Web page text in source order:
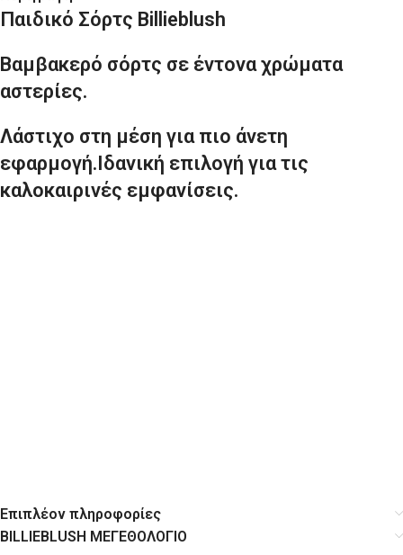
Παιδικό Σόρτς Billieblush
Βαμβακερό σόρτς σε έντονα χρώματα
αστερίες.
Λάστιχο στη μέση για πιο άνετη
εφαρμογή.Ιδανική επιλογή για τις
καλοκαιρινές εμφανίσεις.
Επιπλέον πληροφορίες
BILLIEBLUSH ΜΕΓΕΘΟΛΟΓΙΟ